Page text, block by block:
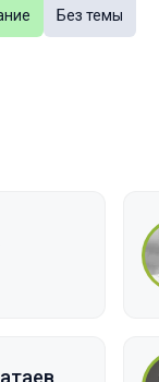
Без темы